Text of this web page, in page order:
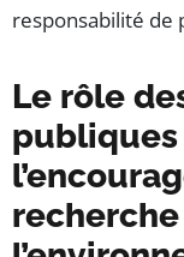
responsabilité de
Le rôle
publiques